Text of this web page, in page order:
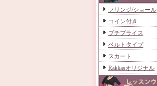
フリンジ/ショール
コイン付き
プチプライス
ベルトタイプ
スカート
Rakkasオリジナル